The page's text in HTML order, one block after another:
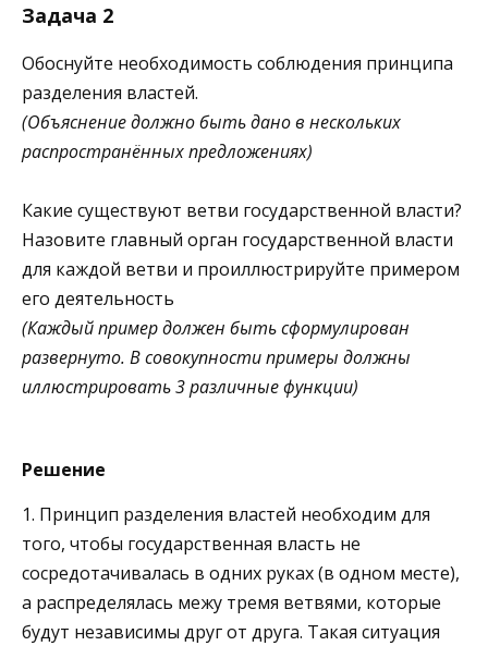
Задача 2
Обоснуйте необходимость соблюдения принципа
разделения властей.
(Объяснение должно быть дано в нескольких
распространённых предложениях)
Какие существуют ветви государственной власти?
Назовите главный орган государственной власти
для каждой ветви и проиллюстрируйте примером
его деятельность
(Каждый пример должен быть сформулирован
развернуто. В совокупности примеры должны
иллюстрировать 3 различные функции)
Решение
1. Принцип разделения властей необходим для
того, чтобы государственная власть не
сосредотачивалась в одних руках (в одном месте),
а распределялась межу тремя ветвями, которые
будут независимы друг от друга. Такая ситуация